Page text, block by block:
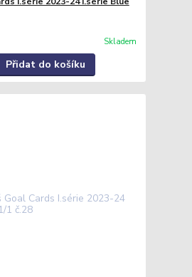
Skladem
Přidat do košíku